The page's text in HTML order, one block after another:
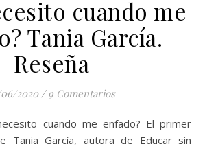
cuando me
Tania García.
Reseña
06/2020 / 9 Comentarios
Tania García, autora de Educar sin